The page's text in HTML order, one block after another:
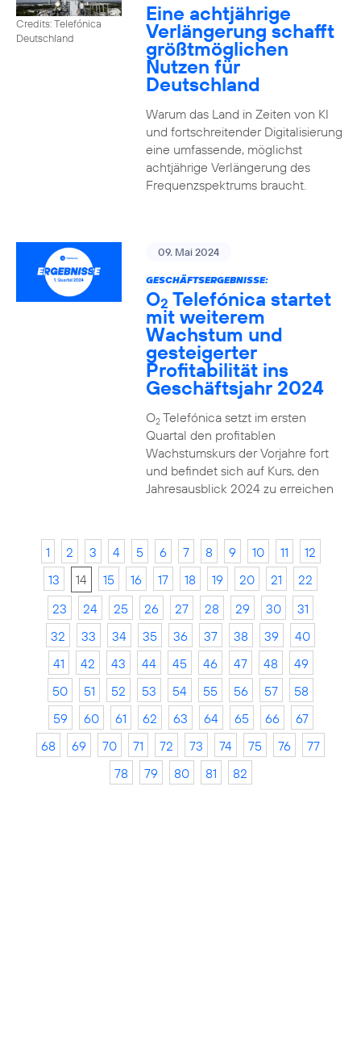
Credits: Telefónica
Deutschland
Eine achtjährige
Verlängerung schafft
größtmöglichen
Nutzen für
Deutschland
Warum das Land in Zeiten von KI
und fortschreitender Digitalisierung
eine umfassende, möglichst
achtjährige Verlängerung des
Frequenzspektrums braucht.
09. Mai 2024
GESCHÄFTSERGEBNISSE:
O2 Telefónica startet
mit weiterem
Wachstum und
gesteigerter
Profitabilität ins
Geschäftsjahr 2024
O2Telefónica setzt im ersten
Quartal den profitablen
Wachstumskurs der Vorjahre fort
und befindet sich auf Kurs, den
Jahresausblick 2024 zu erreichen
1 2 3 4 5 6 7 8 9 10 11
12
13
14 15 16 17 18 19 20 21
22
23
24 25 26 27 28 29 30
31
32
33 34 35 36 37 38 39
40
41
42 43 44 45 46 47 48
49
50
51 52 53 54 55 56 57
58
59
60 61 62 63 64 65 66
67
68
69 70 71 72 73 74 75 76
77
78
79 80 81 82